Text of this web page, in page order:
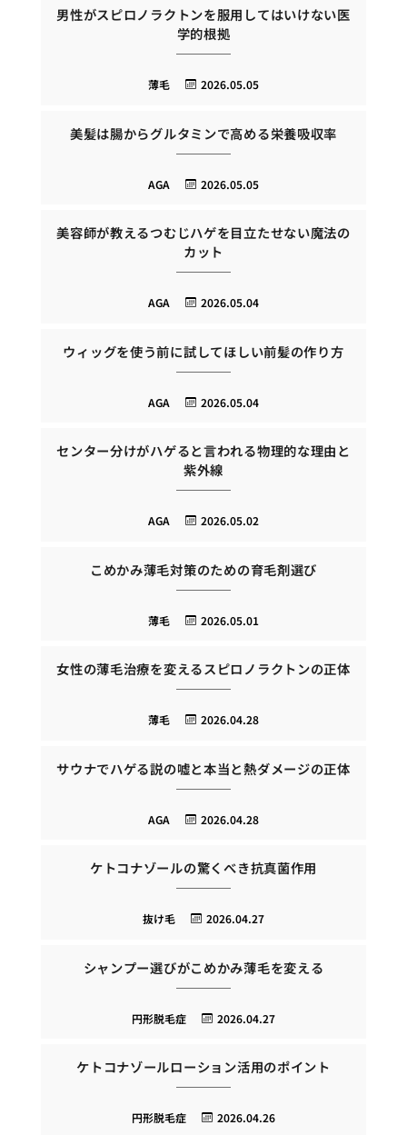
男性がスピロノラクトンを服用してはいけない医
学的根拠
2026.05.05
薄毛
美髪は腸からグルタミンで高める栄養吸収率
2026.05.05
AGA
美容師が教えるつむじハゲを目立たせない魔法の
カット
2026.05.04
AGA
ウィッグを使う前に試してほしい前髪の作り方
2026.05.04
AGA
センター分けがハゲると言われる物理的な理由と
紫外線
2026.05.02
AGA
こめかみ薄毛対策のための育毛剤選び
2026.05.01
薄毛
女性の薄毛治療を変えるスピロノラクトンの正体
2026.04.28
薄毛
サウナでハゲる説の嘘と本当と熱ダメージの正体
2026.04.28
AGA
ケトコナゾールの驚くべき抗真菌作用
2026.04.27
抜け毛
シャンプー選びがこめかみ薄毛を変える
2026.04.27
円形脱毛症
ケトコナゾールローション活用のポイント
2026.04.26
円形脱毛症